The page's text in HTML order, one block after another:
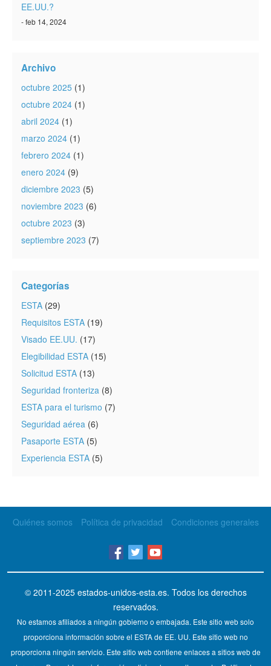
EE.UU.?
- feb 14, 2024
Archivo
octubre 2025 (1)
octubre 2024 (1)
abril 2024 (1)
marzo 2024 (1)
febrero 2024 (1)
enero 2024 (9)
diciembre 2023 (5)
noviembre 2023 (6)
octubre 2023 (3)
septiembre 2023 (7)
Categorías
ESTA (29)
Requisitos ESTA (19)
Visado EE.UU. (17)
Elegibilidad ESTA (15)
Solicitud ESTA (13)
Seguridad fronteriza (8)
ESTA para el turismo (7)
Seguridad aérea (6)
Pasaporte ESTA (5)
Experiencia ESTA (5)
Quiénes somos Política de privacidad Condiciones generales
© 2011-2025 estados-unidos-esta.es. Todos los derechos
reservados.
No estamos afiliados a ningún gobierno o embajada. Este sitio web solo
proporciona información sobre el ESTA de EE. UU. Este sitio web no
proporciona ningún servicio. Este sitio web contiene enlaces a sitios web de